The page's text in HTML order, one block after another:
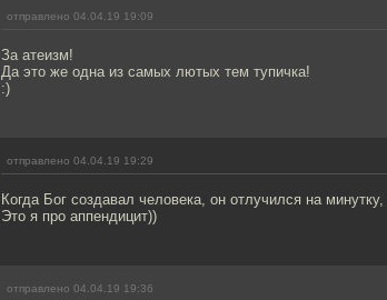
отправлено 04.04.19 19:09
За атеизм!
Да это же одна из самых лютых тем тупичка!
:)
отправлено 04.04.19 19:29
Когда Бог создавал человека, он отлучился на
Это я про аппендицит))
отправлено 04.04.19 19:36